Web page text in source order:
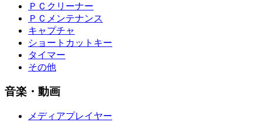
ＰＣクリーナー
ＰＣメンテナンス
キャプチャ
ショートカットキー
タイマー
その他
音楽・動画
メディアプレイヤー